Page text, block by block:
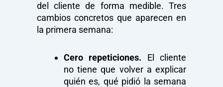
del cliente de forma medible. Tres
cambios concretos que aparecen en
la primera semana:
Cero repeticiones. El cliente
no tiene que volver a explicar
quién es, qué pidió la semana